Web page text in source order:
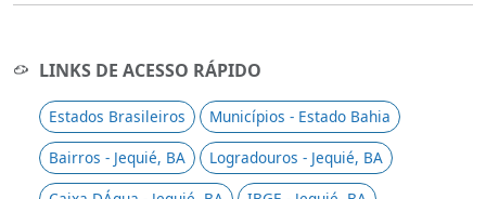
LINKS DE ACESSO RÁPIDO
Estados Brasileiros
Municípios - Estado Bahia
Bairros - Jequié, BA
Logradouros - Jequié, BA